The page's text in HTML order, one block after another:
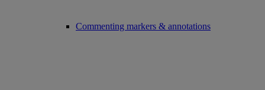
Commenting markers & annotations